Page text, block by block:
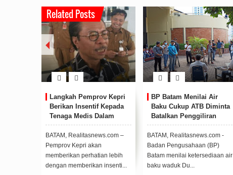
Related Posts
Langkah Pemprov Kepri
Berikan Insentif Kepada
Tenaga Medis Dalam
Menangani Pasien Covid-
19 Didukung DPRD Kepri
BATAM, Realitasnews.com –
Pemprov Kepri akan
memberikan perhatian lebih
dengan memberikan insenti...
BP Batam Menilai Air
Baku Cukup ATB Diminta
Batalkan Penggiliran
Distribusi Air
BATAM, Realitasnews.com -
Badan Pengusahaan (BP)
Batam menilai ketersediaan air
baku waduk Du...